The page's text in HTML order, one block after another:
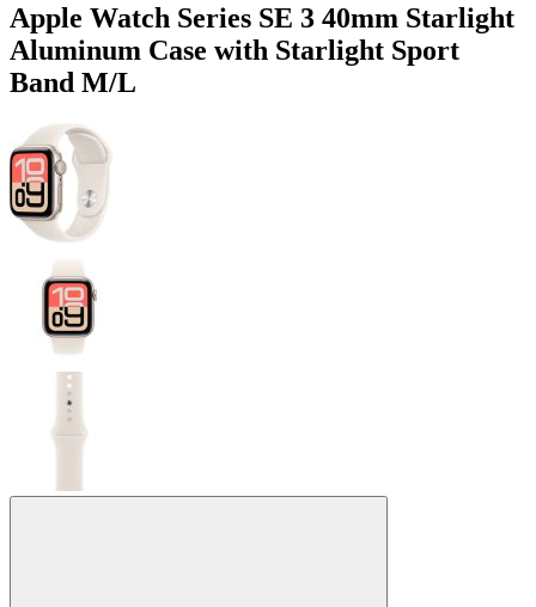
Apple Watch Series SE 3 40mm Starlight
Aluminum Case with Starlight Sport
Band M/L